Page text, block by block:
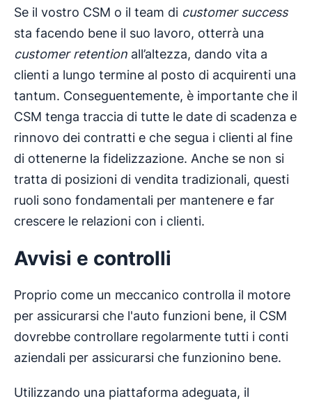
Se il vostro CSM o il team di customer success
sta facendo bene il suo lavoro, otterrà una
customer retention all’altezza, dando vita a
clienti a lungo termine al posto di acquirenti una
tantum. Conseguentemente, è importante che il
CSM tenga traccia di tutte le date di scadenza e
rinnovo dei contratti e che segua i clienti al fine
di ottenerne la fidelizzazione. Anche se non si
tratta di posizioni di vendita tradizionali, questi
ruoli sono fondamentali per mantenere e far
crescere le relazioni con i clienti.
Avvisi e controlli
Proprio come un meccanico controlla il motore
per assicurarsi che l'auto funzioni bene, il CSM
dovrebbe controllare regolarmente tutti i conti
aziendali per assicurarsi che funzionino bene.
Utilizzando una piattaforma adeguata, il